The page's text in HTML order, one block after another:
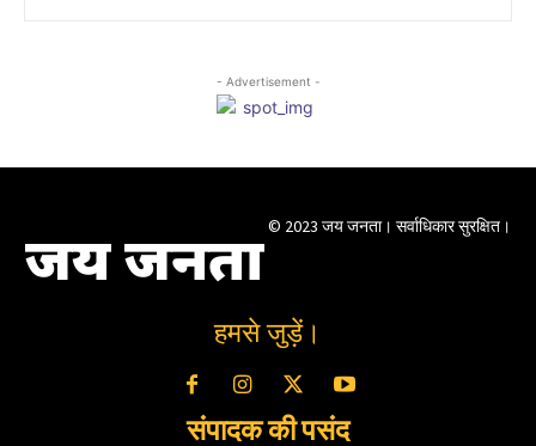
- Advertisement -
जय जनता © 2023 जय जनता। सर्वाधिकार सुरक्षित।
हमसे जुड़ें।
संपादक की पसंद